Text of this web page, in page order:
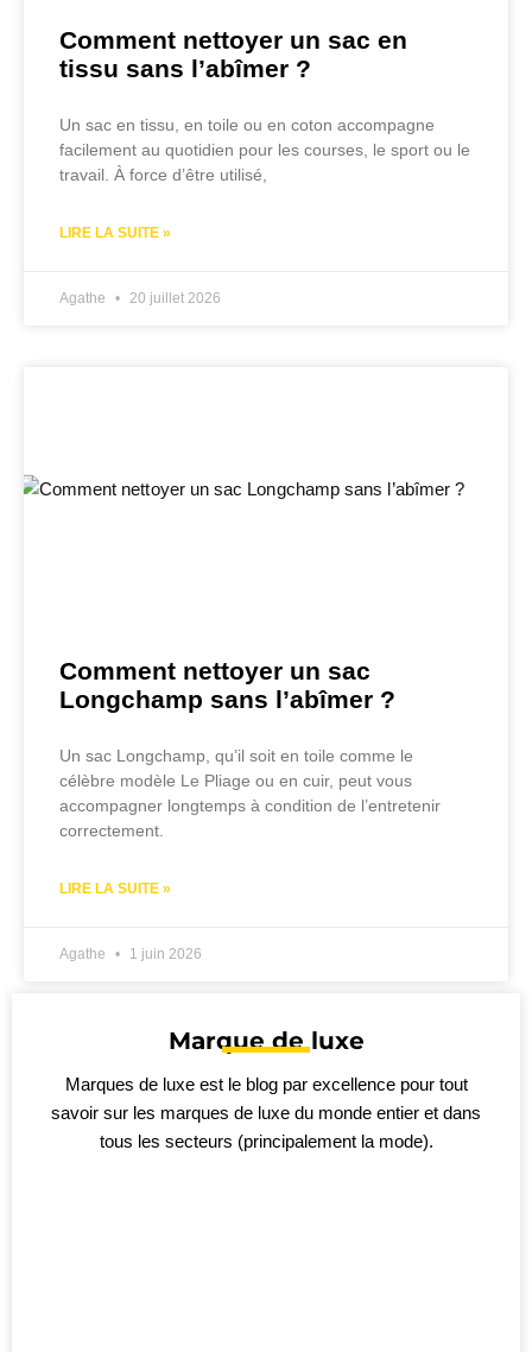
Comment nettoyer un sac en
tissu sans l’abîmer ?
Un sac en tissu, en toile ou en coton accompagne
facilement au quotidien pour les courses, le sport ou le
travail. À force d’être utilisé,
LIRE LA SUITE »
Agathe 20 juillet 2026
Comment nettoyer un sac
Longchamp sans l’abîmer ?
Un sac Longchamp, qu’il soit en toile comme le
célèbre modèle Le Pliage ou en cuir, peut vous
accompagner longtemps à condition de l’entretenir
correctement.
LIRE LA SUITE »
Agathe 1 juin 2026
Marque de luxe
Marques de luxe est le blog par excellence pour tout
savoir sur les marques de luxe du monde entier et dans
tous les secteurs (principalement la mode).